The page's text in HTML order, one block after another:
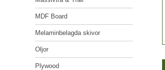
MELAMINBELAGDA SKIVOR
OLJOR
PLYWOOD
MDF Board
Melaminbelagda skivor
Oljor
Plywood